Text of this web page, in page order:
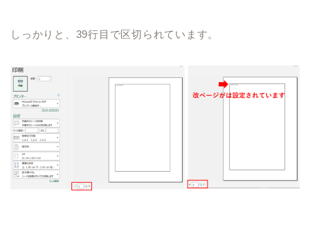
しっかりと、 39行目で区切られています。